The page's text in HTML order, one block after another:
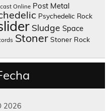
Online Post Metal
Psychedelic Rock
Sludge Space
Stoner Stoner Rock
2026